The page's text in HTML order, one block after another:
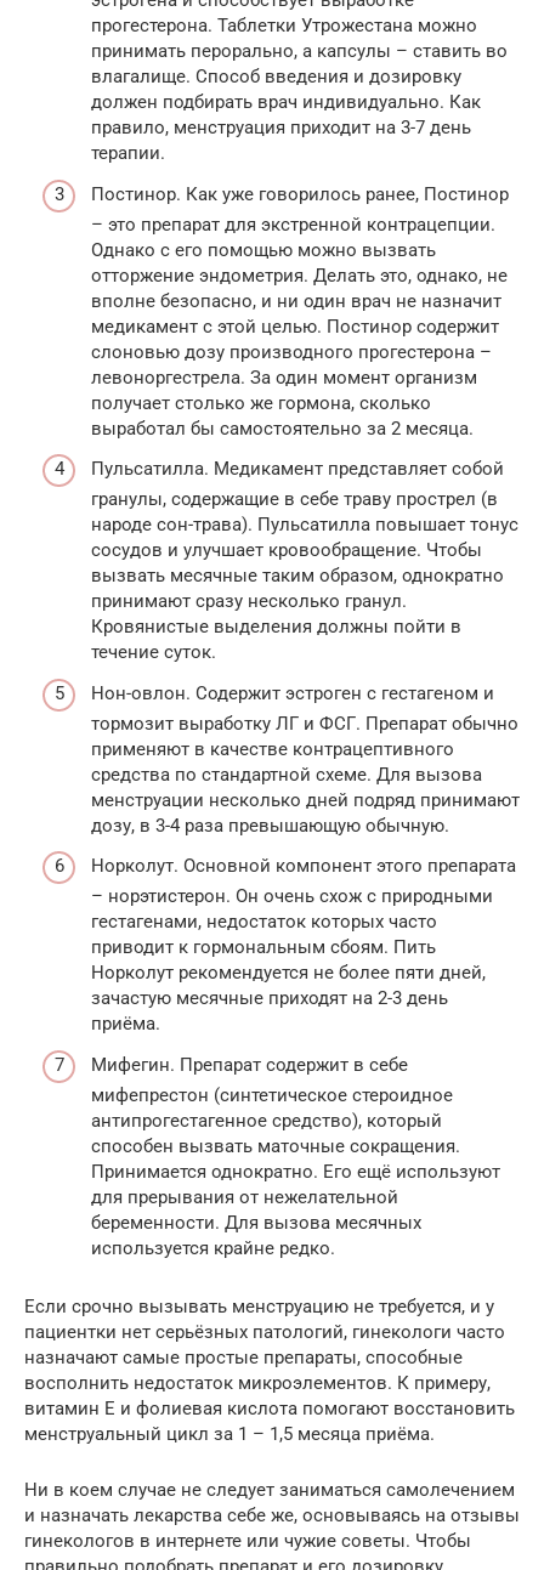
прогестерона. Таблетки Утрожестана можно
принимать перорально, а капсулы – ставить во
влагалище. Способ введения и дозировку
должен подбирать врач индивидуально. Как
правило, менструация приходит на 3-7 день
терапии.
Постинор. Как уже говорилось ранее, Постинор
– это препарат для экстренной контрацепции.
Однако с его помощью можно вызвать
отторжение эндометрия. Делать это, однако, не
вполне безопасно, и ни один врач не назначит
медикамент с этой целью. Постинор содержит
слоновью дозу производного прогестерона –
левоноргестрела. За один момент организм
получает столько же гормона, сколько
выработал бы самостоятельно за 2 месяца.
Пульсатилла. Медикамент представляет собой
гранулы, содержащие в себе траву прострел (в
народе сон-трава). Пульсатилла повышает тонус
сосудов и улучшает кровообращение. Чтобы
вызвать месячные таким образом, однократно
принимают сразу несколько гранул.
Кровянистые выделения должны пойти в
течение суток.
Нон-овлон. Содержит эстроген с гестагеном и
тормозит выработку ЛГ и ФСГ. Препарат обычно
применяют в качестве контрацептивного
средства по стандартной схеме. Для вызова
менструации несколько дней подряд принимают
дозу, в 3-4 раза превышающую обычную.
Норколут. Основной компонент этого препарата
– норэтистерон. Он очень схож с природными
гестагенами, недостаток которых часто
приводит к гормональным сбоям. Пить
Норколут рекомендуется не более пяти дней,
зачастую месячные приходят на 2-3 день
приёма.
Мифегин. Препарат содержит в себе
мифепрестон (синтетическое стероидное
антипрогестагенное средство), который
способен вызвать маточные сокращения.
Принимается однократно. Его ещё используют
для прерывания от нежелательной
беременности. Для вызова месячных
используется крайне редко.
Если срочно вызывать менструацию не требуется, и у
пациентки нет серьёзных патологий, гинекологи часто
назначают самые простые препараты, способные
восполнить недостаток микроэлементов. К примеру,
витамин Е и фолиевая кислота помогают восстановить
менструальный цикл за 1 – 1,5 месяца приёма.
Ни в коем случае не следует заниматься самолечением
и назначать лекарства себе же, основываясь на отзывы
гинекологов в интернете или чужие советы. Чтобы